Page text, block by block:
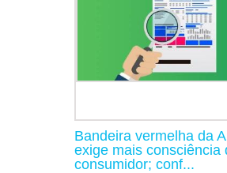
Bandeira vermelha da
exige mais consciência
consumidor; conf...